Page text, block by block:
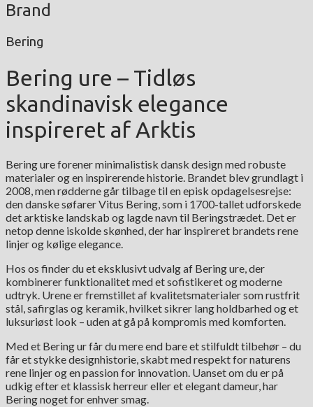
Brand
Bering
Bering ure – Tidløs
skandinavisk elegance
inspireret af Arktis
Bering ure forener minimalistisk dansk design med robuste
materialer og en inspirerende historie. Brandet blev grundlagt i
2008, men rødderne går tilbage til en episk opdagelsesrejse:
den danske søfarer Vitus Bering, som i 1700-tallet udforskede
det arktiske landskab og lagde navn til Beringstrædet. Det er
netop denne iskolde skønhed, der har inspireret brandets rene
linjer og kølige elegance.
Hos os finder du et eksklusivt udvalg af Bering ure, der
kombinerer funktionalitet med et sofistikeret og moderne
udtryk. Urene er fremstillet af kvalitetsmaterialer som rustfrit
stål, safirglas og keramik, hvilket sikrer lang holdbarhed og et
luksuriøst look – uden at gå på kompromis med komforten.
Med et Bering ur får du mere end bare et stilfuldt tilbehør – du
får et stykke designhistorie, skabt med respekt for naturens
rene linjer og en passion for innovation. Uanset om du er på
udkig efter et klassisk herreur eller et elegant dameur, har
Bering noget for enhver smag.